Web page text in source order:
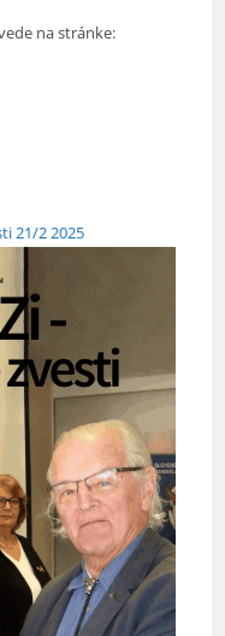
na stránke:
21/2 2025